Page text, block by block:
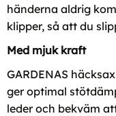
händerna aldrig
klipper, så att du
Med mjuk kraft
GARDENAS
ger optimal
leder och bekväm